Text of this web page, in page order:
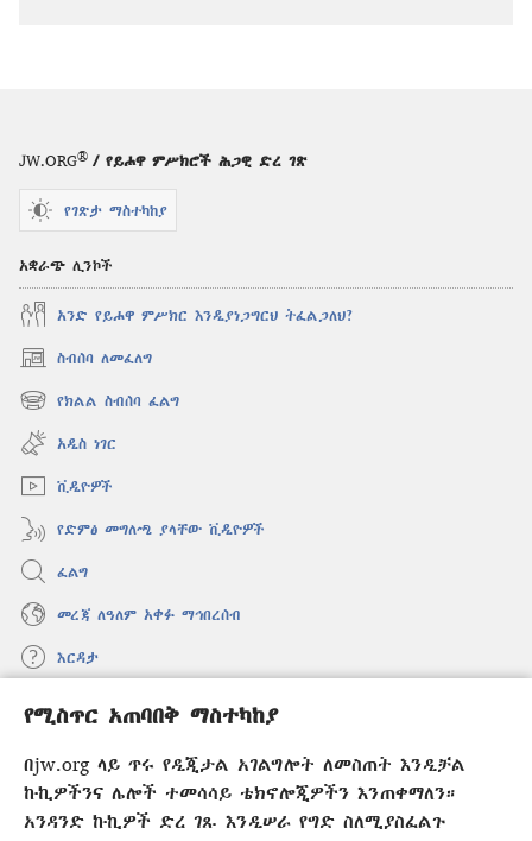
የሚስጥር አጠባበቅ ማስተካከያ
በjw.org ላይ ጥሩ የዲጂታል አገልግሎት ለመስጠት እንዲቻል
ኩኪዎችንና ሌሎች ተመሳሳይ ቴክኖሎጂዎችን እንጠቀማለን።
አንዳንድ ኩኪዎች ድረ ገጹ እንዲሠራ የግድ ስለሚያስፈልጉ
JW.ORG® / የይሖዋ ምሥክሮች ሕጋዊ ድረ ገጽ
የገጽታ ማስተካከያ
አቋራጭ ሊንኮች
አንድ የይሖዋ ምሥክር እንዲያነጋግርህ ትፈልጋለህ?
ስብሰባ ለመፈለግ
(አዲስ
ዊንዶው
ክፈት)
የክልል ስብሰባ ፈልግ
(አዲስ
ዊንዶው
ክፈት)
አዲስ ነገር
ቪዲዮዎች
የድምፅ መግለጫ ያላቸው ቪዲዮዎች
ፈልግ
መረጃ ለዓለም አቀፉ ማኅበረሰብ
እርዳታ
መዋጮዎች
(አዲስ
ክፈት)
የመጠበቂያ ግንብ የኢንተርኔት ቤተ መጻሕፍት
(አዲስ
ዊንዶው
®